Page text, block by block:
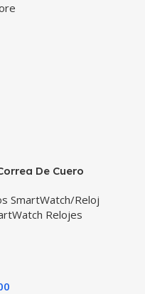
De Cuero
SmartWatch/Reloj
Relojes